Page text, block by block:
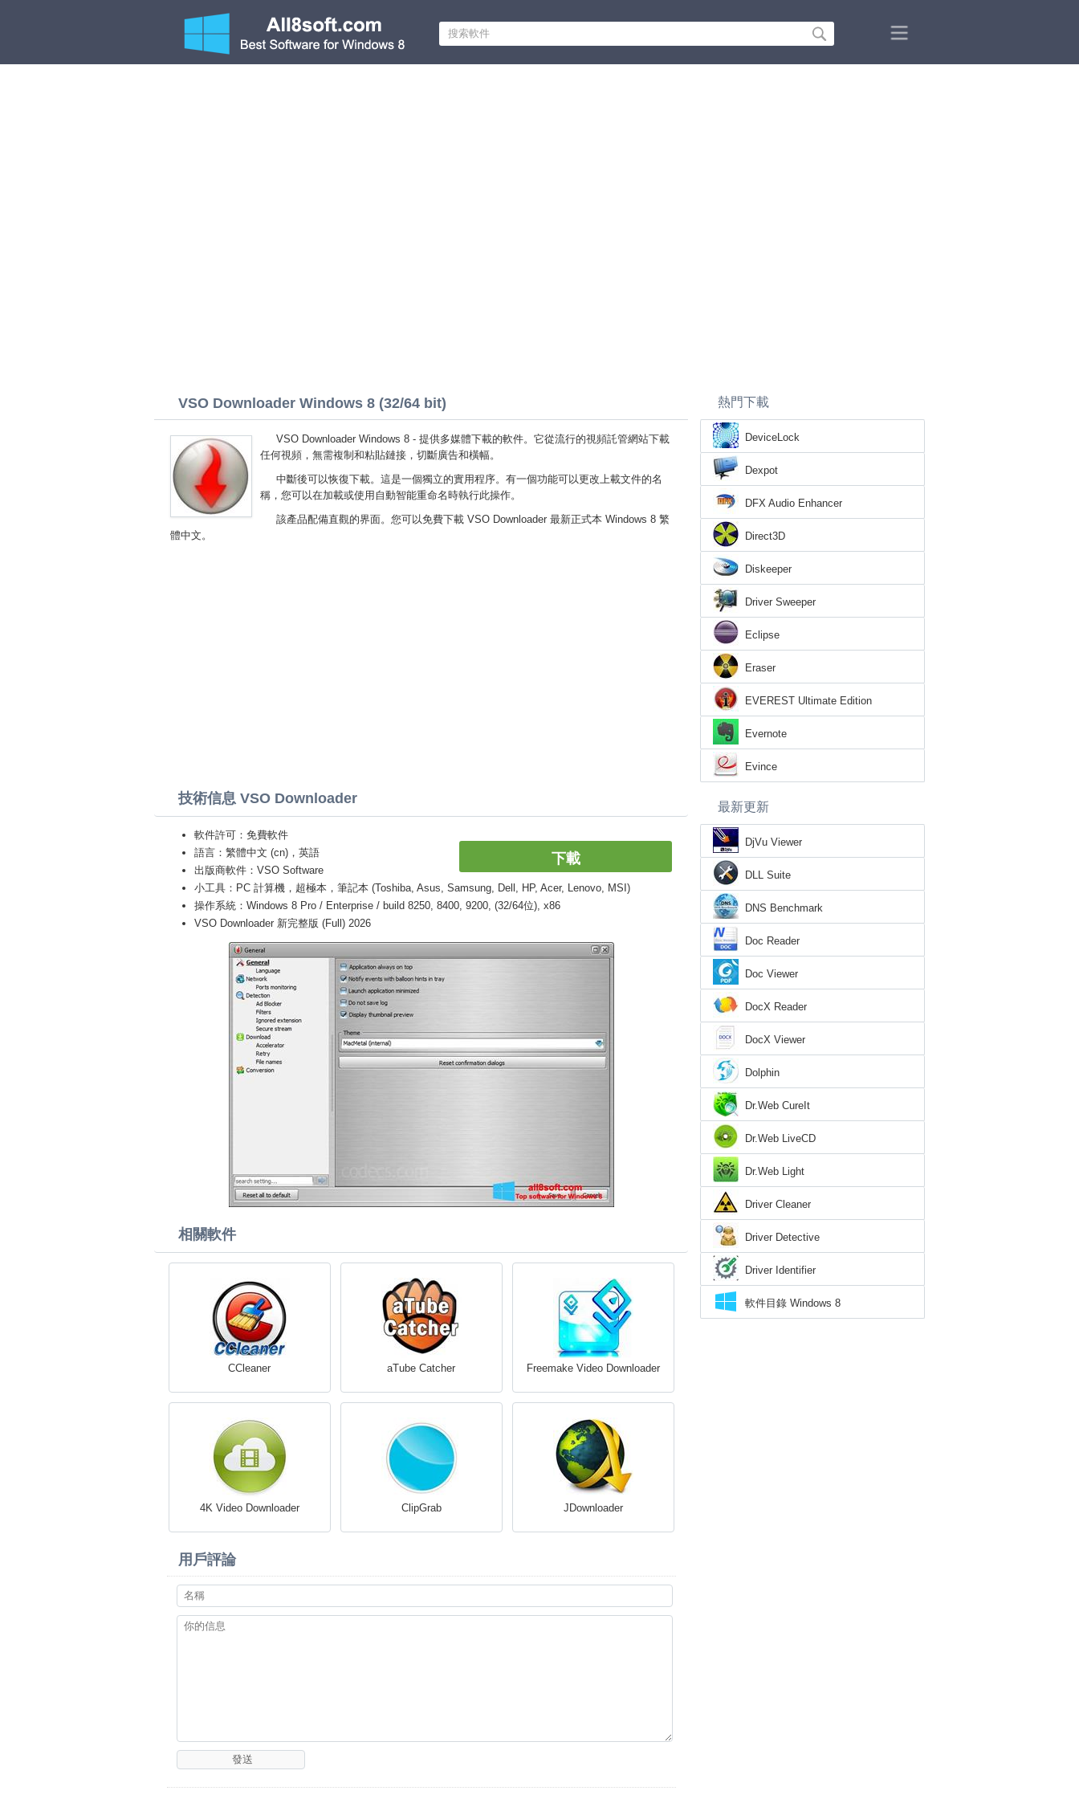
VSO Downloader Windows 8 (32/64 bit)
VSO Downloader Windows 8 - 提供多媒體下載的軟件。它從流行的視頻託管網站下載
任何視頻，無需複制和粘貼鏈接，切斷廣告和橫幅。
中斷後可以恢復下載。這是一個獨立的實用程序。有一個功能可以更改上載文件的名
稱，您可以在加載或使用自動智能重命名時執行此操作。
該產品配備直觀的界面。您可以免費下載 VSO Downloader 最新正式本 Windows 8 繁
體中文。
技術信息 VSO Downloader
下載
軟件許可：免費軟件
語言：繁體中文 (cn)，英語
出版商軟件：VSO Software
小工具：PC 計算機，超極本，筆記本 (Toshiba, Asus, Samsung, Dell, HP, Acer, Lenovo, MSI)
操作系統：Windows 8 Pro / Enterprise / build 8250, 8400, 9200, (32/64位), x86
VSO Downloader 新完整版 (Full) 2026
相關軟件
CCleaner aTube Catcher Freemake Video Downloader
4K Video Downloader ClipGrab JDownloader
用戶評論
熱門下載
DeviceLock
Dexpot
DFX Audio Enhancer
Direct3D
Diskeeper
Driver Sweeper
Eclipse
Eraser
EVEREST Ultimate Edition
Evernote
Evince
最新更新
DjVu Viewer
DLL Suite
DNS Benchmark
Doc Reader
Doc Viewer
DocX Reader
DocX Viewer
Dolphin
Dr.Web CureIt
Dr.Web LiveCD
Dr.Web Light
Driver Cleaner
Driver Detective
Driver Identifier
軟件目錄 Windows 8